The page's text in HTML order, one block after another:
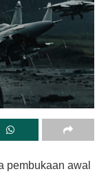
pembukaan awal